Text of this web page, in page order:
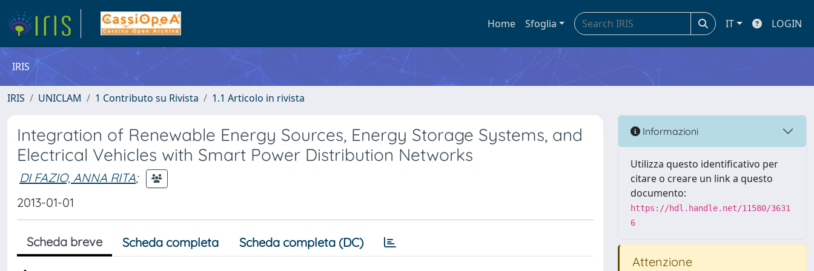
Home Sfoglia IT LOGIN
IRIS
IRIS UNICLAM 1 Contributo su Rivista 1.1 Articolo in rivista
Integration of Renewable Energy Sources, Energy Storage Systems, and
Electrical Vehicles with Smart Power Distribution Networks
DI FAZIO, ANNA RITA;
2013-01-01
Scheda breve Scheda completa Scheda completa (DC)
Informazioni
Utilizza questo identificativo per
citare o creare un link a questo
documento:
https://hdl.handle.net/11580/3631
6
Attenzione